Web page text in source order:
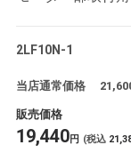
2LF10N-1
当店通常価格
販売価格
19,440円 (税込